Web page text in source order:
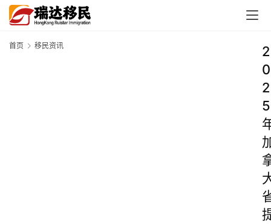
首页 移民资讯
2
0
2
5